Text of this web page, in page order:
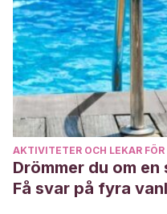
AKTIVITETER OCH LEKAR FÖR
Drömmer du om
Få svar på fyra